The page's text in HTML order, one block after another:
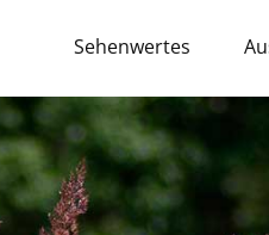
Sehenwertes